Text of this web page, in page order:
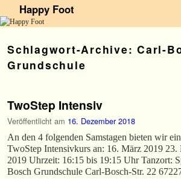
Happy Foot
Schlagwort-Archive:Carl-
Grundschule
TwoStep Intensiv
Veröffentlicht am 16. Dezember 2018
An den 4 folgenden Samstagen bieten wir
TwoStep Intensivkurs an: 16. März 2019
2019 Uhrzeit: 16:15 bis 19:15 Uhr Tanzort:
Bosch Grundschule Carl-Bosch-Str. 22